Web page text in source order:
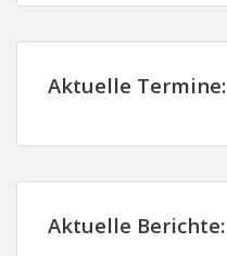
Aktuelle Termine:
Aktuelle Berichte: